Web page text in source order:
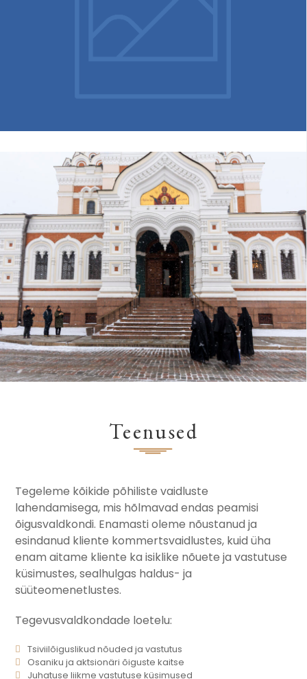
Teenused
Tegeleme kõikide põhiliste vaidluste
lahendamisega, mis hõlmavad endas peamisi
õigusvaldkondi. Enamasti oleme nõustanud ja
esindanud kliente kommertsvaidlustes, kuid üha
enam aitame kliente ka isiklike nõuete ja vastutuse
küsimustes, sealhulgas haldus- ja
süüteomenetlustes.
Tegevusvaldkondade loetelu:
Tsiviilõiguslikud nõuded ja vastutus
Osaniku ja aktsionäri õiguste kaitse
Juhatuse liikme vastutuse küsimused